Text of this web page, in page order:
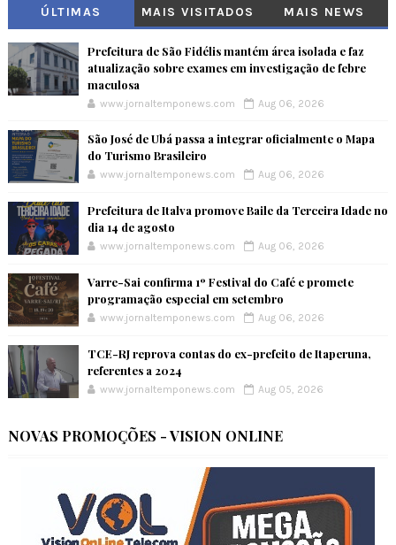
ÚLTIMAS MAIS VISITADOS MAIS NEWS
Prefeitura de São Fidélis mantém área isolada e faz
atualização sobre exames em investigação de febre
maculosa
www.jornaltemponews.com Aug 06, 2026
São José de Ubá passa a integrar oficialmente o Mapa
do Turismo Brasileiro
www.jornaltemponews.com Aug 06, 2026
Prefeitura de Italva promove Baile da Terceira Idade no
dia 14 de agosto
www.jornaltemponews.com Aug 06, 2026
Varre-Sai confirma 1º Festival do Café e promete
programação especial em setembro
www.jornaltemponews.com Aug 06, 2026
TCE-RJ reprova contas do ex-prefeito de Itaperuna,
referentes a 2024
www.jornaltemponews.com Aug 05, 2026
NOVAS PROMOÇÕES - VISION ONLINE